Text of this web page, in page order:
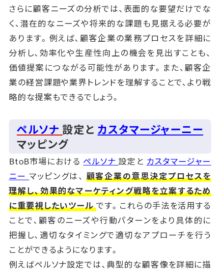
さらに顧客ニーズの分析では、表面的な要望だけでな
く、潜在的なニーズや将来的な課題も見据える必要が
あります。例えば、顧客企業の業務プロセスを詳細に
分析し、効率化や生産性向上の機会を見出すことも、
価値提案につながる可能性があります。また、顧客企
業の経営課題や業界トレンドを理解することで、より戦
略的な提案もできるでしょう。
ペルソナ設定と カスタマージャーニー
マッピング
BtoB市場における ペルソナ設定と カスタマージャー
ニーマッピングは、 顧客企業の意思決定プロセスを
理解し、効果的なマーケティング戦略を立案するため
に重要視したいツールです。これらの手法を活用する
ことで、顧客のニーズや行動パターンをより具体的に
把握し、適切なタイミングで適切なアプローチを行う
ことができるようになります。
例えばペルソナ設定では、典型的な顧客像を詳細に描